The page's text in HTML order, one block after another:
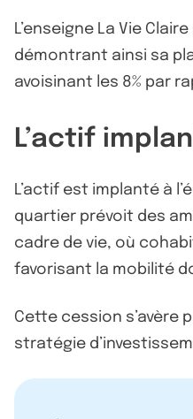
L’enseigne La Vie
démontrant ainsi sa
avoisinant les 8% par
L’actif
L’actif est implanté à
quartier prévoit des
cadre de vie, où
favorisant la mobilité
Cette cession s’avère
stratégie